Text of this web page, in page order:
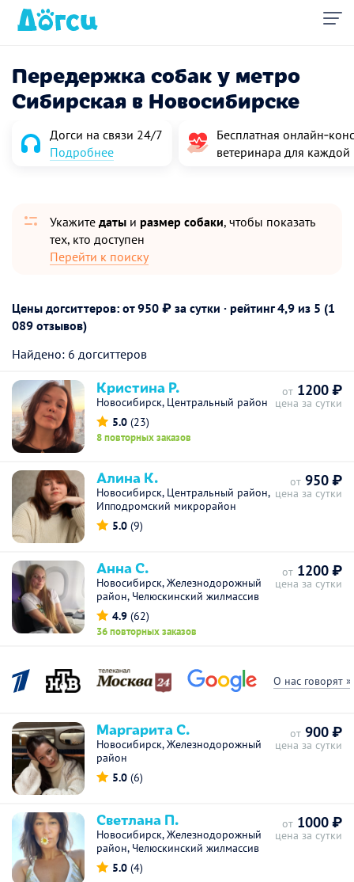
Передержка собак у метро
Сибирская в Новосибирске
Догси на связи 24/7
Подробнее
Бесплатная
ветеринара для
Укажите даты и размер собаки, чтобы показать
тех, кто доступен
Перейти к поиску
Цены догситтеров: от 950 ₽ за сутки · рейтинг4,9 из 5 (1
089 отзывов)
Найдено: 6 догситтеров
Кристина Р.
Новосибирск, Центральный район
5.0 (23)
8 повторных заказов
от 1200 ₽
цена за сутки
Алина К.
Новосибирск, Центральный район,
Ипподромский микрорайон
5.0 (9)
от 950 ₽
цена за сутки
Анна С.
Новосибирск, Железнодорожный
район, Челюскинский жилмассив
4.9 (62)
36 повторных заказов
от 1200 ₽
цена за сутки
О нас говорят »
Маргарита С.
Новосибирск, Железнодорожный
район
5.0 (6)
от 900 ₽
цена за сутки
Светлана П.
Новосибирск, Железнодорожный
район, Челюскинский жилмассив
5.0 (4)
от 1000 ₽
цена за сутки